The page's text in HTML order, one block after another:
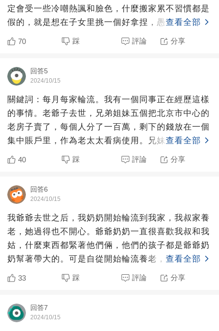
定會受一些冷嘲熱諷和臉色，什麼搬家累不習慣都是
假的，就是想在子女里挑一個好拿捏，愚孝，對他們
伺候到位的子女家
查看全部
70 踩 評論 分享
回答5
2024/10/15
關鍵詞：每月每家輪流。我有一個同事正在經歷這樣
的事情。老爺子去世，兄弟姐妹五個把北京市中心的
老房子賣了，每個人分了一百萬，剩下的錢放在一個
集中賬戶里，作為老太太看病使用。兄妹五個都很孝
順，就是采用題主
查看全部
40 踩 評論 分享
回答6
2024/10/15
我爺爺去世之后，我奶奶開始輪流到我家，我叔家養
老，她過得也不開心。爺爺奶奶一直很喜歡我叔和我
姑，什麼東西都緊著他們倆，他們的孩子都是爺爺奶
奶幫著帶大的。可是自從開始輪流養老，我姑一直拒
絕我奶奶去她家，
查看全部
33 踩 評論 分享
回答7
2024/10/15